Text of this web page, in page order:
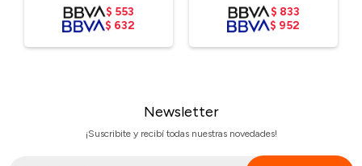
$ 553
$ 632
$ 833
$ 952
Newsletter
¡Suscribite y recibí todas nuestras novedades!